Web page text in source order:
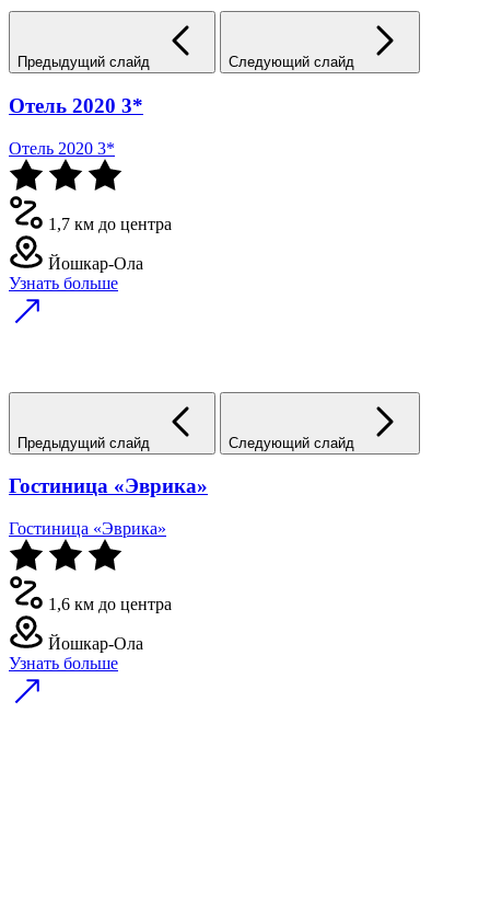
Предыдущий слайд Следующий слайд
Отель 2020 3*
Отель 2020 3*
1,7 км до центра
Йошкар-Ола
Узнать больше
Предыдущий слайд Следующий слайд
Гостиница «Эврика»
Гостиница «Эврика»
1,6 км до центра
Йошкар-Ола
Узнать больше